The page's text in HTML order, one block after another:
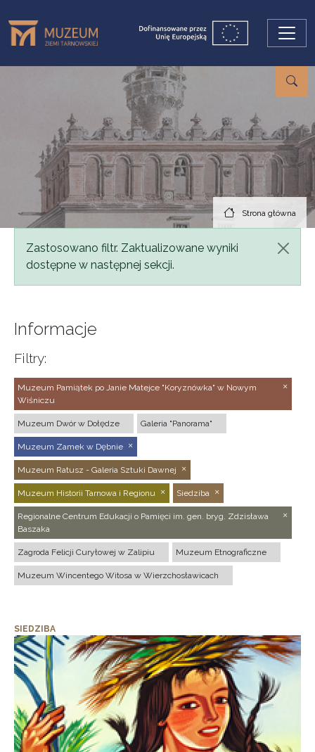
Strona główna
Komunikat
Zastosowano filtr. Zaktualizowane wyniki
dostępne w następnej sekcji.
Informacje
Filtry:
Muzeum Pamiątek po Janie Matejce "Koryznówka" w Nowym
Wiśniczu
Muzeum Dwór w Dołędze Galeria "Panorama"
Muzeum Zamek w Dębnie
Muzeum Ratusz - Galeria Sztuki Dawnej
Muzeum Historii Tarnowa i Regionu Siedziba
Regionalne Centrum Edukacji o Pamięci im. gen. bryg. Zdzisława
Baszaka
Zagroda Felicji Curyłowej w Zalipiu Muzeum Etnograficzne
Muzeum Wincentego Witosa w Wierzchosławicach
SIEDZIBA